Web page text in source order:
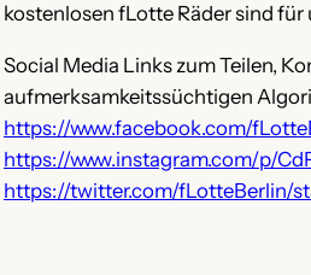
kostenlosen fLotte Räder sind für
Social Media Links zum Teilen,
aufmerksamkeitssüchtigen
https://www.facebook.com/
https://www.instagram.com/p/
https://twitter.com/fLotteBerlin/